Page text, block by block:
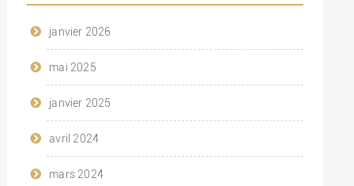
janvier 2026
mai 2025
janvier 2025
avril 2024
mars 2024